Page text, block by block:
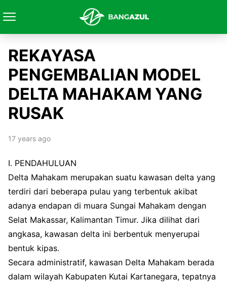
REKAYASA
PENGEMBALIAN MODEL
DELTA MAHAKAM YANG
RUSAK
17 years ago
I. PENDAHULUAN
Delta Mahakam merupakan suatu kawasan delta yang
terdiri dari beberapa pulau yang terbentuk akibat
adanya endapan di muara Sungai Mahakam dengan
Selat Makassar, Kalimantan Timur. Jika dilihat dari
angkasa, kawasan delta ini berbentuk menyerupai
bentuk kipas.
Secara administratif, kawasan Delta Mahakam berada
dalam wilayah Kabupaten Kutai Kartanegara, tepatnya